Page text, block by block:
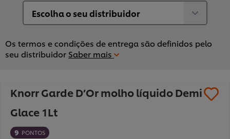
Os termos e condições de entrega são definidos pelo
seu distribuidor Saber mais
Knorr Garde D’Or molho líquido Demi
Glace 1Lt
9 PONTOS